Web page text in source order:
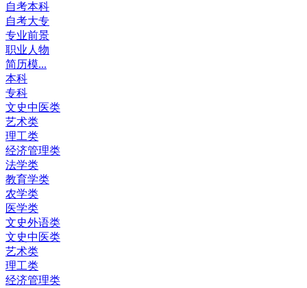
自考本科
自考大专
专业前景
职业人物
简历模...
本科
专科
文史中医类
艺术类
理工类
经济管理类
法学类
教育学类
农学类
医学类
文史外语类
文史中医类
艺术类
理工类
经济管理类